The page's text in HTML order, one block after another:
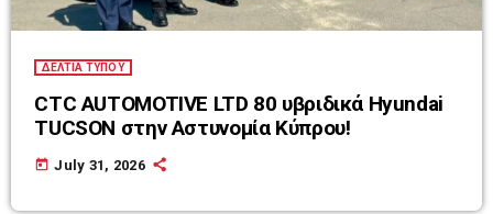
ΔΕΛΤΙΑ ΤΥΠΟΥ
CTC AUTOMOTIVE LTD 80 υβριδικά Hyundai
TUCSON στην Αστυνομία Κύπρου!
today July 31, 2026